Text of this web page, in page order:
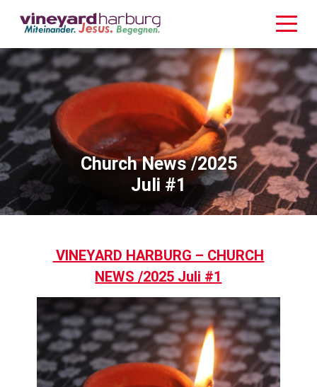
Church News /2025
Juli #1
VINEYARD HARBURG – CHURCH
NEWS /2025 Juli #1